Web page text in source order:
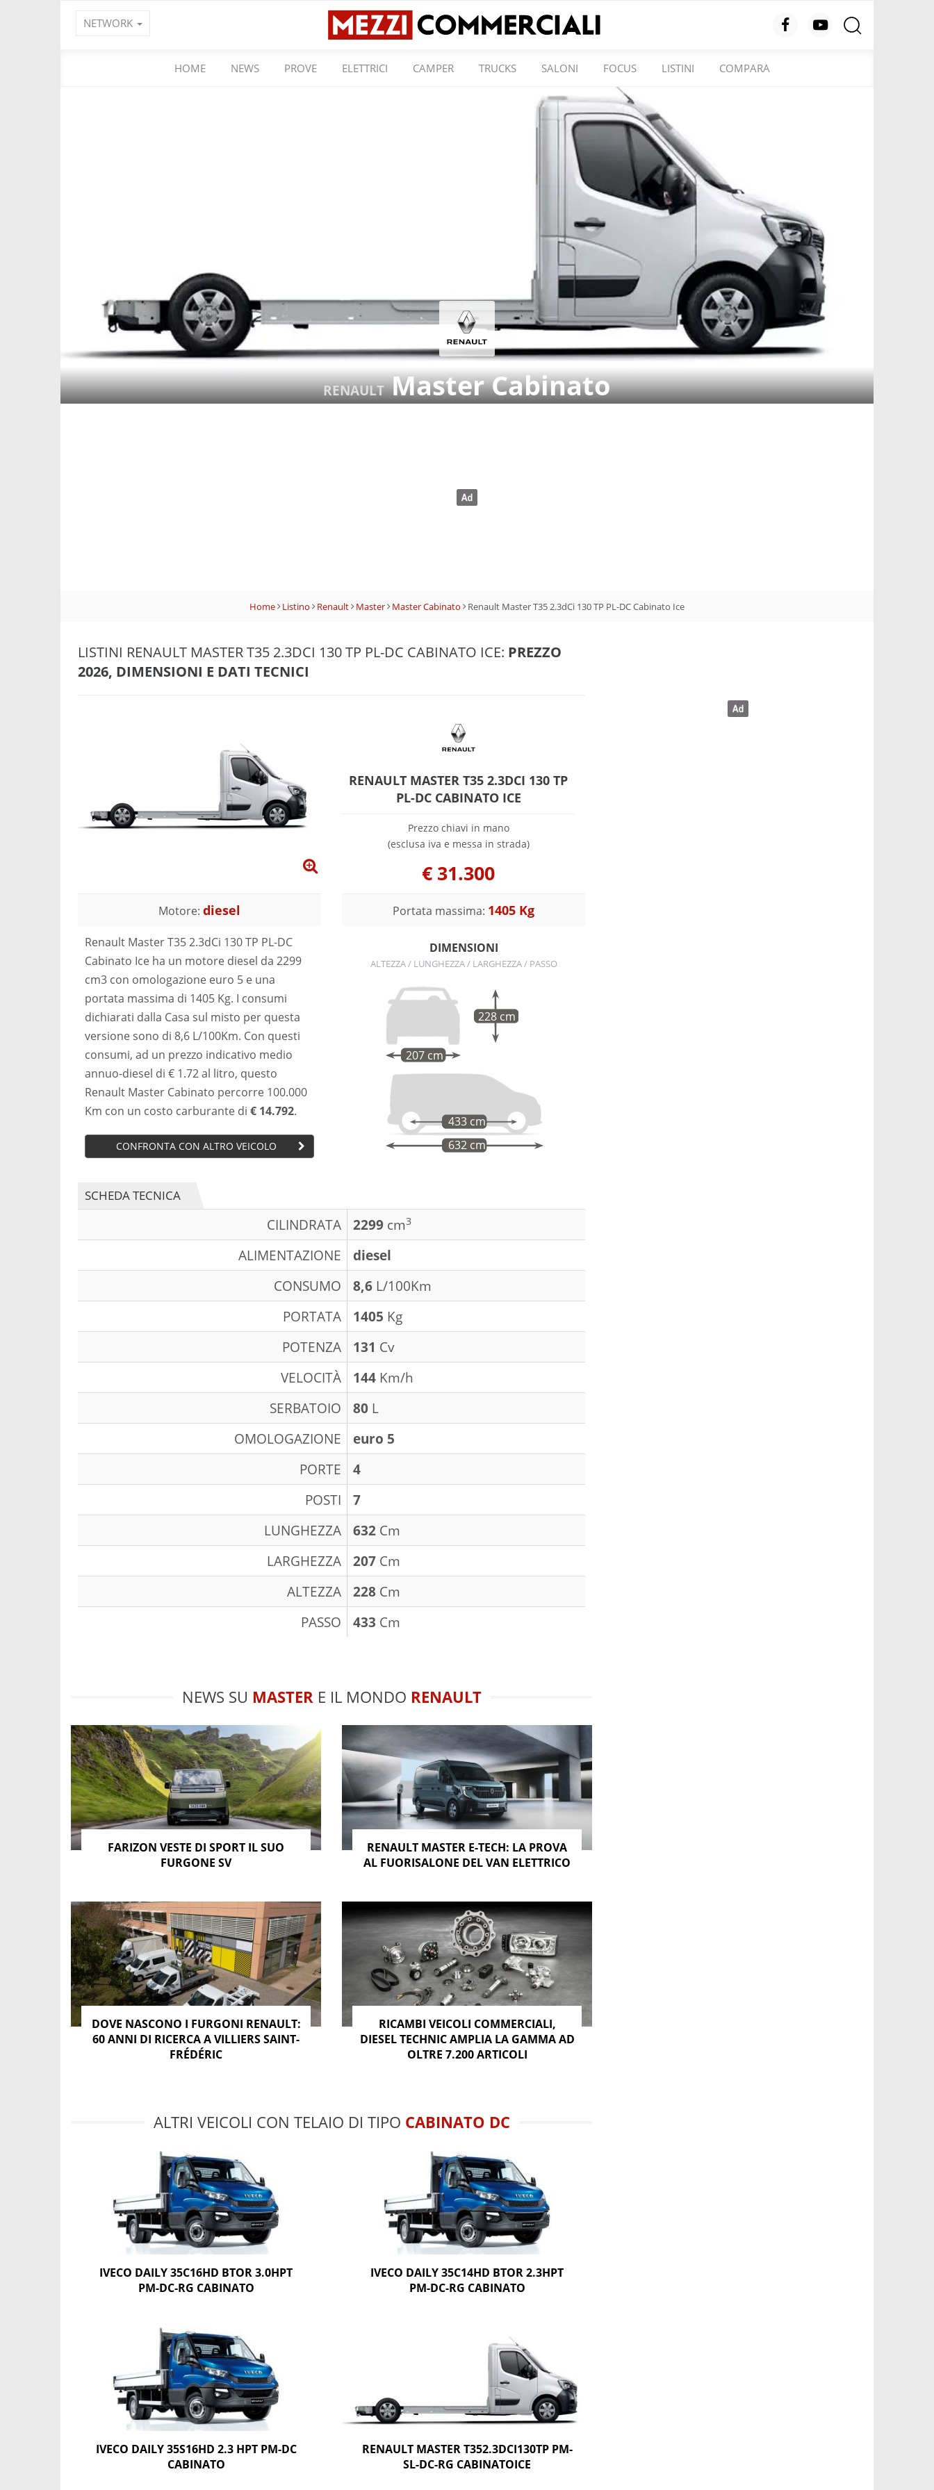
NETWORK
HOME NEWS PROVE ELETTRICI CAMPER TRUCKS SALONI FOCUS LISTINI COMPARA
RENAULTMaster Cabinato
Home Listino Renault Master Master Cabinato Renault Master T35 2.3dCi 130 TP PL-DC Cabinato Ice
LISTINI RENAULT MASTER T35 2.3DCI 130 TP PL-DC CABINATO ICE: PREZZO
2026, DIMENSIONI E DATI TECNICI
RENAULT MASTER T35 2.3DCI 130 TP
PL-DC CABINATO ICE
Prezzo chiavi in mano
(esclusa iva e messa in strada)
€ 31.300
Motore: diesel
Renault Master T35 2.3dCi 130 TP PL-DC
Cabinato Ice ha un motore diesel da 2299
cm3 con omologazione euro 5 e una
portata massima di 1405 Kg. I consumi
dichiarati dalla Casa sul misto per questa
versione sono di 8,6 L/100Km. Con questi
consumi, ad un prezzo indicativo medio
annuo-diesel di € 1.72 al litro, questo
Renault Master Cabinato percorre 100.000
Km con un costo carburante di € 14.792.
CONFRONTA CON ALTRO VEICOLO
Portata massima: 1405 Kg
DIMENSIONI
ALTEZZA / LUNGHEZZA / LARGHEZZA / PASSO
207 cm
228 cm
632 cm
433 cm
SCHEDA TECNICA
CILINDRATA 2299 cm3
ALIMENTAZIONE
diesel
CONSUMO
8,6 L/100Km
PORTATA
1405 Kg
POTENZA
131 Cv
VELOCITÀ
144 Km/h
SERBATOIO
80 L
OMOLOGAZIONE
euro 5
PORTE
4
POSTI
7
LUNGHEZZA
632 Cm
LARGHEZZA
207 Cm
ALTEZZA
228 Cm
PASSO
433 Cm
NEWS SU MASTERE IL MONDO RENAULT
FARIZON VESTE DI SPORT IL SUO
FURGONE SV
RENAULT MASTER E-TECH: LA PROVA
AL FUORISALONE DEL VAN ELETTRICO
DOVE NASCONO I FURGONI RENAULT:
60 ANNI DI RICERCA A VILLIERS SAINT-
FRÉDÉRIC
RICAMBI VEICOLI COMMERCIALI,
DIESEL TECHNIC AMPLIA LA GAMMA AD
OLTRE 7.200 ARTICOLI
ALTRI VEICOLI CON TELAIO DI TIPO CABINATO DC
IVECO DAILY 35C16HD BTOR 3.0HPT
PM-DC-RG CABINATO
IVECO DAILY 35C14HD BTOR 2.3HPT
PM-DC-RG CABINATO
IVECO DAILY 35S16HD 2.3 HPT PM-DC
CABINATO
RENAULT MASTER T352.3DCI130TP PM-
SL-DC-RG CABINATOICE